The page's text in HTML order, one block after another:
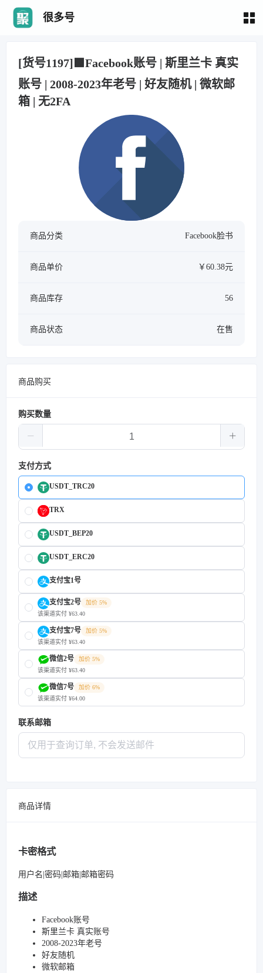
很多号
[货号1197]🟩Facebook账号 | 斯里兰卡 真实
账号 | 2008-2023年老号 | 好友随机 | 微软邮
箱 | 无2FA
商品分类 Facebook脸书
商品单价 ￥60.38元
商品库存 56
商品状态 在售
商品购买
购买数量
支付方式
USDT_TRC20
TRX
USDT_BEP20
USDT_ERC20
支付宝1号
支付宝2号
加价 5%
该渠道实付 ¥63.40
支付宝7号
加价 5%
该渠道实付 ¥63.40
微信2号
加价 5%
该渠道实付 ¥63.40
微信7号
加价 6%
该渠道实付 ¥64.00
联系邮箱
商品详情
卡密格式
用户名|密码|邮箱|邮箱密码
描述
Facebook账号
斯里兰卡 真实账号
2008-2023年老号
好友随机
微软邮箱